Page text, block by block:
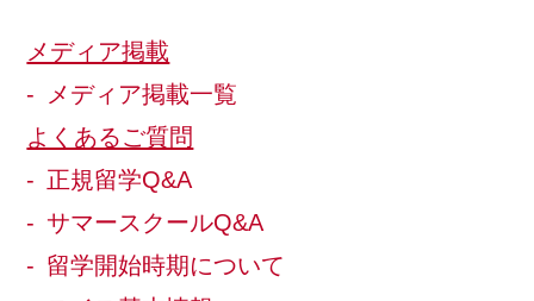
メディア掲載
メディア掲載一覧
よくあるご質問
正規留学Q&A
サマースクールQ&A
留学開始時期について